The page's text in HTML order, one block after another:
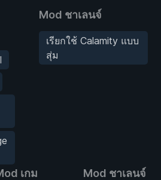
Mod ชาเลนจ์
เรียกใช้ Calamity แบบ
สุ่ม
เกม Mod ชาเลนจ์